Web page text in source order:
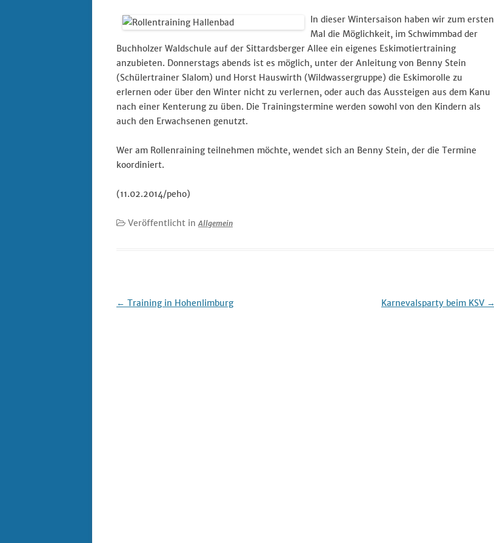
Datenschutz
Digitalisierung im Breitensport
– REACT
Impressum
Wandersport
Stand Up Paddling
Trainingszeiten
Termine
In dieser Wintersaison haben wir zum ersten
Mal die Möglichkeit, im Schwimmbad der
Buchholzer Waldschule auf der Sittardsberger Allee ein eigenes Eskimotiertraining
anzubieten. Donnerstags abends ist es möglich, unter der Anleitung von Benny Stein
(Schülertrainer Slalom) und Horst Hauswirth (Wildwassergruppe) die Eskimorolle zu
erlernen oder über den Winter nicht zu verlernen, oder auch das Aussteigen aus dem Kanu
nach einer Kenterung zu üben. Die Trainingstermine werden sowohl von den Kindern als
auch den Erwachsenen genutzt.
Wer am Rollenraining teilnehmen möchte, wendet sich an Benny Stein, der die Termine
koordiniert.
(11.02.2014/peho)
Veröffentlicht inAllgemein
Beitrags-
← Training in Hohenlimburg Karnevalsparty beim KSV →